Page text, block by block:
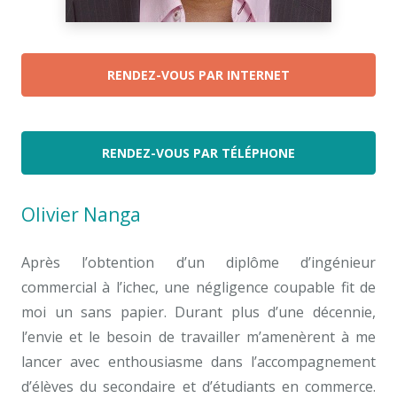
Olivier Nanga
Après l’obtention d’un diplôme d’ingénieur
commercial à l’ichec, une négligence coupable fit de
moi un sans papier. Durant plus d’une décennie,
l’envie et le besoin de travailler m’amenèrent à me
lancer avec enthousiasme dans l’accompagnement
d’élèves du secondaire et d’étudiants en commerce.
RENDEZ-VOUS PAR INTERNET
RENDEZ-VOUS PAR TÉLÉPHONE